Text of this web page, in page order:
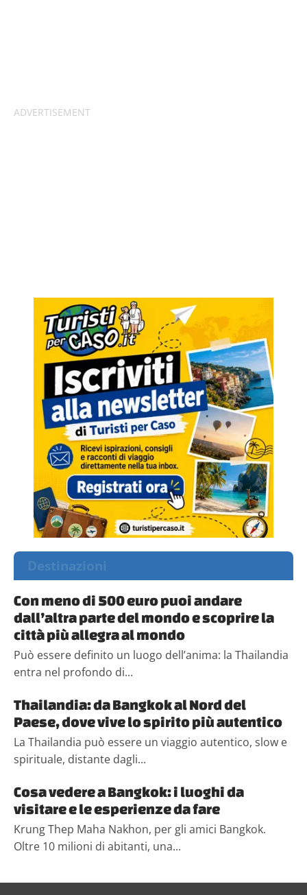
Destinazioni
Con meno di 500 euro puoi andare
dall’altra parte del mondo e scoprire la
città più allegra al mondo
Può essere definito un luogo dell’anima: la Thailandia
entra nel profondo di...
Thailandia: da Bangkok al Nord del
Paese, dove vive lo spirito più autentico
La Thailandia può essere un viaggio autentico, slow e
spirituale, distante dagli...
Cosa vedere a Bangkok: i luoghi da
visitare e le esperienze da fare
Krung Thep Maha Nakhon, per gli amici Bangkok.
Oltre 10 milioni di abitanti, una...